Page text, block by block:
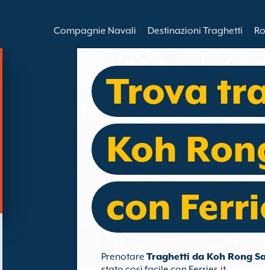
Compagnie Navali Destinazioni Traghetti
Trova
Koh
con
Prenotare Traghetti da Koh Rong